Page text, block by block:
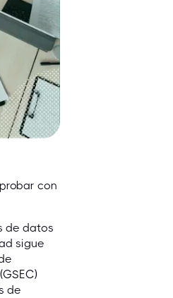
con
de datos
sigue
de